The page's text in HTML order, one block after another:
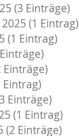
(3 Einträge)
(1 Eintrag)
(1 Eintrag)
Einträge)
Eintrag)
Einträge)
(1 Eintrag)
(2 Einträge)